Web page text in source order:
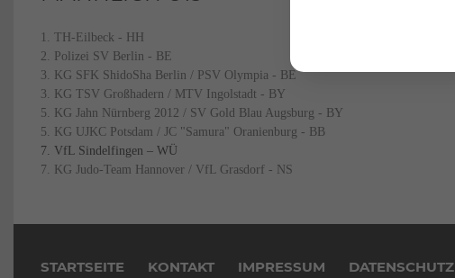
1. TH-Eilbeck - HH
2. Polizei SV Berlin - BE
3. KG SFK ShidoSha Berlin / PSV Olympia - BE
3. KG TSV Großhadern / MTV Ingolstadt - BY
5. KG Jahn Nürnberg 2012 / SV Gold Blau Augsburg - BY
5. KG UJKC Potsdam / JC "Samura" Oranienburg - BB
7. VfL Sindelfingen – WÜ
7. KG Judo-Team Hannover / VfL Grasdorf - NS
STARTSEITE KONTAKT IMPRESSUM DATENSCHUTZ